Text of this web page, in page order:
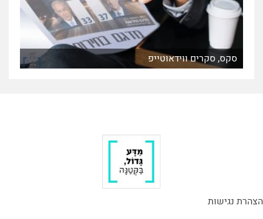
סקס, סקרים ווידאוטייפ
הצהרת נגישות